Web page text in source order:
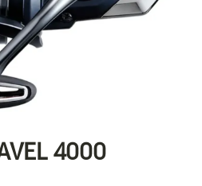
4000